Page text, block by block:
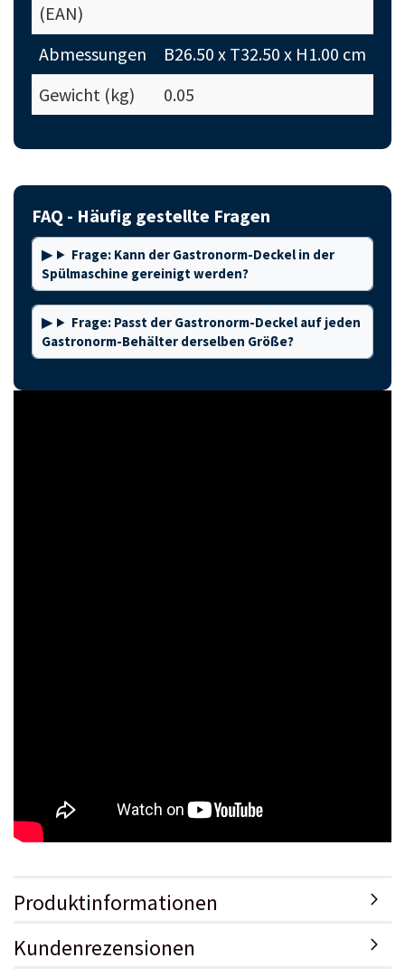
(EAN)
Abmessungen
B26.50 x T32.50 x H1.00 cm
Gewicht (kg)
0.05
FAQ - Häufig gestellte Fragen
Frage: Kann der Gastronorm-Deckel in der
Spülmaschine gereinigt werden?
Frage: Passt der Gastronorm-Deckel auf jeden
Gastronorm-Behälter derselben Größe?
Produktinformationen
Kundenrezensionen